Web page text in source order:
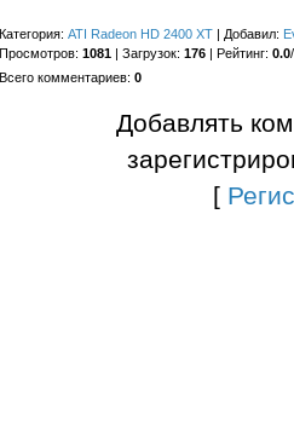
Категория: ATI Radeon HD 2400 XT Добавил:
Просмотров: 1081 Загрузок: 176 Рейтинг: 0.0/
Всего комментариев: 0
Добавлять
[